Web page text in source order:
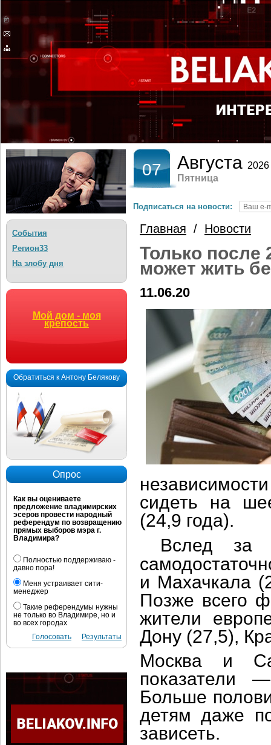
Подписаться на новости:
События
Регион33
На злобу дня
Мой дом - моя
крепость
Обратиться к Антону Белякову
Опрос
Как вы оцениваете
предложение владимирских
эсеров провести народный
референдум по возвращению
прямых выборов мэра г.
Владимира?
Полностью поддерживаю -
давно пора!
Меня устраивает сити-
менеджер
Такие референдумы нужны
не только во Владимире, но и
во всех городах
Результаты
Голосовать
07 Августа 2026
Пятница
Главная / Новости
Только после
может жить
11.06.20
сидеть на
(24,9 года).
Вслед за
и Махачкала
Позже всего
жители
Дону (27,5),
Москва и
показатели
Больше
детям даже
зависеть.